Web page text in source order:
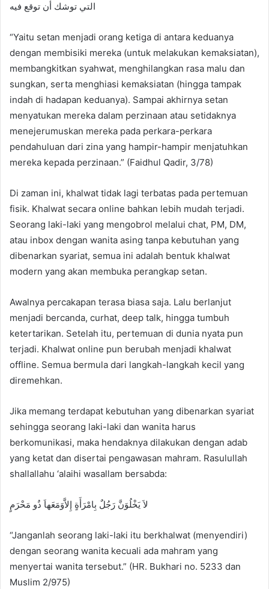
التي توشك أن توقع فيه
“Yaitu setan menjadi orang ketiga di antara keduanya
dengan membisiki mereka (untuk melakukan kemaksiatan),
membangkitkan syahwat, menghilangkan rasa malu dan
sungkan, serta menghiasi kemaksiatan (hingga tampak
indah di hadapan keduanya). Sampai akhirnya setan
menyatukan mereka dalam perzinaan atau setidaknya
menejerumuskan mereka pada perkara-perkara
pendahuluan dari zina yang hampir-hampir menjatuhkan
mereka kepada perzinaan.” (Faidhul Qadir, 3/78)
Di zaman ini, khalwat tidak lagi terbatas pada pertemuan
fisik. Khalwat secara online bahkan lebih mudah terjadi.
Seorang laki-laki yang mengobrol melalui chat, PM, DM,
atau inbox dengan wanita asing tanpa kebutuhan yang
dibenarkan syariat, semua ini adalah bentuk khalwat
modern yang akan membuka perangkap setan.
Awalnya percakapan terasa biasa saja. Lalu berlanjut
menjadi bercanda, curhat, deep talk, hingga tumbuh
ketertarikan. Setelah itu, pertemuan di dunia nyata pun
terjadi. Khalwat online pun berubah menjadi khalwat
offline. Semua bermula dari langkah-langkah kecil yang
diremehkan.
Jika memang terdapat kebutuhan yang dibenarkan syariat
sehingga seorang laki-laki dan wanita harus
berkomunikasi, maka hendaknya dilakukan dengan adab
yang ketat dan disertai pengawasan mahram. Rasulullah
shallallahu ‘alaihi wasallam bersabda:
لاَ يَخْلُوَنَّ رَجُلٌ بِامْرَأَةٍ إِلاَّوَمَعَهاَ ذُو مَحْرَمٍ
“Janganlah seorang laki-laki itu berkhalwat (menyendiri)
dengan seorang wanita kecuali ada mahram yang
menyertai wanita tersebut.” (HR. Bukhari no. 5233 dan
Muslim 2/975)